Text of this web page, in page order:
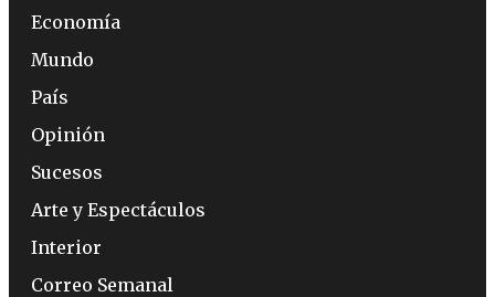
Economía
Mundo
País
Opinión
Sucesos
Arte y Espectáculos
Interior
Correo Semanal